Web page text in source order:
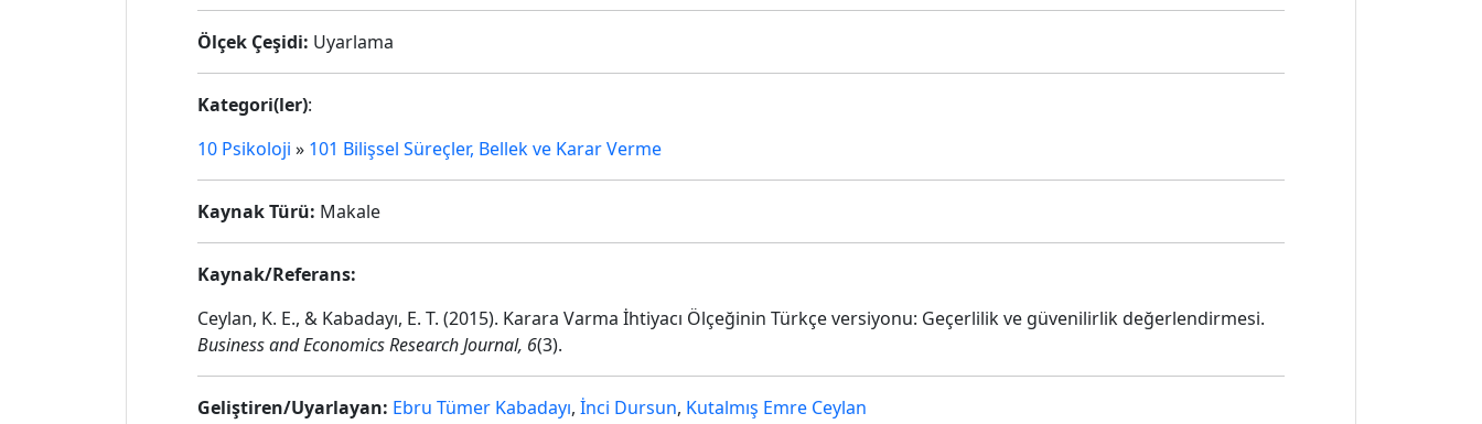
Ölçek Çeşidi: Uyarlama
Kategori(ler):
10 Psikoloji » 101 Bilişsel Süreçler, Bellek ve Karar Verme
Kaynak Türü: Makale
Kaynak/Referans:
Ceylan, K. E., & Kabadayı, E. T. (2015). Karara Varma İhtiyacı Ölçeğinin Türkçe versiyonu: Geçerlilik ve güvenilirlik değerlendirmesi.
Business and Economics Research Journal, 6(3).
Geliştiren/Uyarlayan: Ebru Tümer Kabadayı, İnci Dursun, Kutalmış Emre Ceylan